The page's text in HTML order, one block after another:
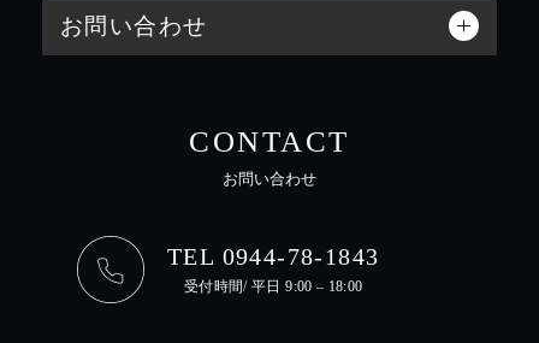
お問い合わせ
CONTACT
お問い合わせ
TEL 0944-78-1843
受付時間/ 平日 9:00 – 18:00